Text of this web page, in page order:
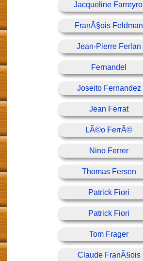
Jacqueline Farreyrol
FranÃ§ois Feldman
Jean-Pierre Ferlan
Fernandel
Joseito Fernandez
Jean Ferrat
LÃ©o FerrÃ©
Nino Ferrer
Thomas Fersen
Patrick Fiori
Patrick Fiori
Tom Frager
Claude FranÃ§ois